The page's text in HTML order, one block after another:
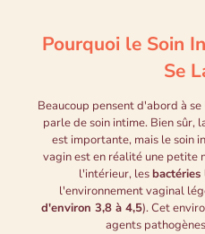
Pourquoi le Soin
Se
Beaucoup pensent d'abord à
parle de soin intime. Bien sûr,
est importante, mais le soin
vagin est en réalité une petite
l'intérieur, lesbactéries
l'environnement vaginal
d'environ 3,8 à 4,5). Cet
agents